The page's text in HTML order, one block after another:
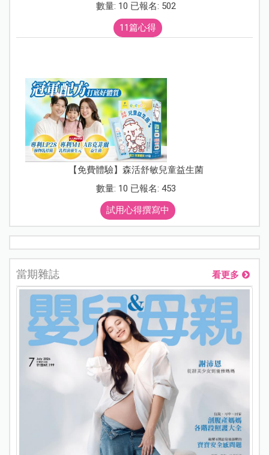
數量: 10 已報名: 502
11篇心得
【免費體驗】森活舒敏兒童益生菌
數量: 10 已報名: 453
試用心得撰寫中
當期雜誌 看更多